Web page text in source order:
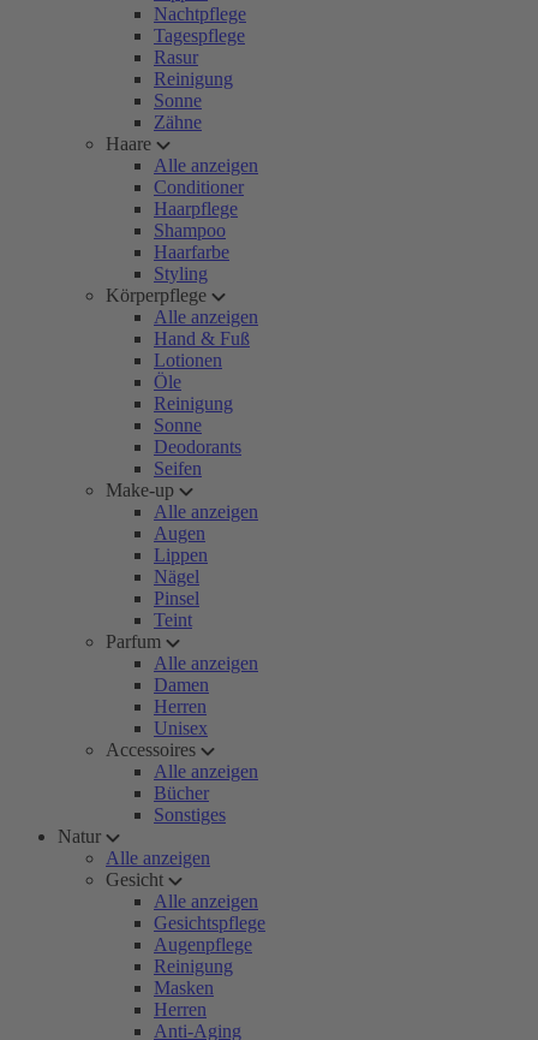
Nachtpflege
Tagespflege
Rasur
Reinigung
Sonne
Zähne
Haare
Alle anzeigen
Conditioner
Haarpflege
Shampoo
Haarfarbe
Styling
Körperpflege
Alle anzeigen
Hand & Fuß
Lotionen
Öle
Reinigung
Sonne
Deodorants
Seifen
Make-up
Alle anzeigen
Augen
Lippen
Nägel
Pinsel
Teint
Parfum
Alle anzeigen
Damen
Herren
Unisex
Accessoires
Alle anzeigen
Bücher
Sonstiges
Natur
Alle anzeigen
Gesicht
Alle anzeigen
Gesichtspflege
Augenpflege
Reinigung
Masken
Herren
Anti-Aging